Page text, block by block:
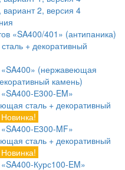
вариант 2, версия 4
«SA400/401» (антипаника)
+ декоративный
«SA400» (нержавеющая
камень)
«SA400-Е300-EM»
сталь + декоративный
Новинка!
«SA400-Е300-MF»
сталь + декоративный
Новинка!
Курс100-EM»